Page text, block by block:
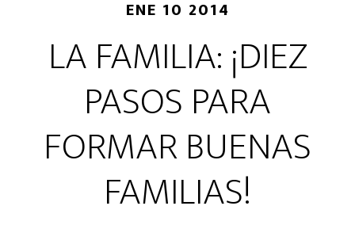
ENE 10 2014
LA FAMILIA: ¡DIEZ
PASOS PARA
FORMAR BUENAS
FAMILIAS!